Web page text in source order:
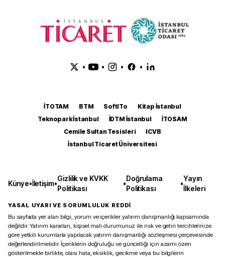
• • • •
İTOTAM BTM SoftITo
Kitap İstanbul
Teknopark İstanbul
İDTM İstanbul
İTOSAM
Cemile Sultan Tesisleri
ICVB
İstanbul Ticaret Üniversitesi
Künye•İletişim•
Gizlilik ve KVKK
Politikası
•
Doğrulama
Politikası
•
Yayın
İlkeleri
YASAL UYARI VE SORUMLULUK REDDİ
Bu sayfada yer alan bilgi, yorum ve içerikler yatırım danışmanlığı kapsamında
değildir. Yatırım kararları, kişisel mali durumunuz ile risk ve getiri tercihlerinize
göre yetkili kurumlarla yapılacak yatırım danışmanlığı sözleşmesi çerçevesinde
değerlendirilmelidir. İçeriklerin doğruluğu ve güncelliği için azami özen
gösterilmekle birlikte, olası hata, eksiklik, gecikme veya bu bilgilerin